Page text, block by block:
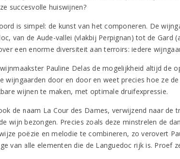
succesvolle huiswijnen?
is simpel: de kunst van het componeren. De
van de Aude-vallei (vlakbij Perpignan) tot de
een enorme diversiteit aan terroirs: iedere
Pauline Delas de mogelijkheid altijd de
wijngaarden door en door en weet precies hoe ze
wijnen te maken, met optimale druifexpressie.
de naam La Cour des Dames, verwijzend naar
wijn bezongen. Precies zoals deze minstrelen de
poëzie en melodie te combineren, zo verovert
van alle elementen die de Languedoc rijk is. Proef